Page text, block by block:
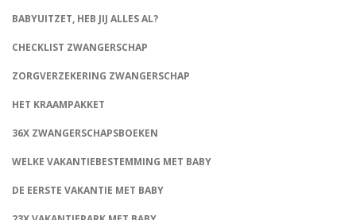
BABYUITZET, HEB JIJ ALLES AL?
CHECKLIST ZWANGERSCHAP
ZORGVERZEKERING ZWANGERSCHAP
HET KRAAMPAKKET
36X ZWANGERSCHAPSBOEKEN
WELKE VAKANTIEBESTEMMING MET BABY
DE EERSTE VAKANTIE MET BABY